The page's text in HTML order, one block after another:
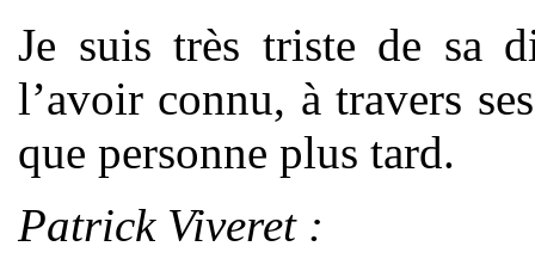
Je suis très triste de sa
l’avoir connu, à travers
que personne plus tard.
Patrick Viveret :